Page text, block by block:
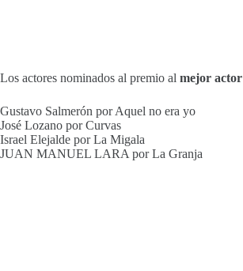
Los actores nominados al premio al mejor actor
Gustavo Salmerón por Aquel no era yo
José Lozano por Curvas
Israel Elejalde por La Migala
JUAN MANUEL LARA por La Granja